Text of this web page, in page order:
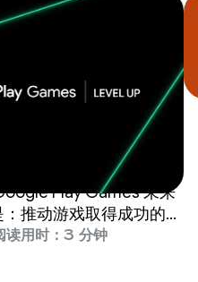
到来的计
Play Games 未来
推动游戏取得成功的最
家体验。
读用时：3 分钟